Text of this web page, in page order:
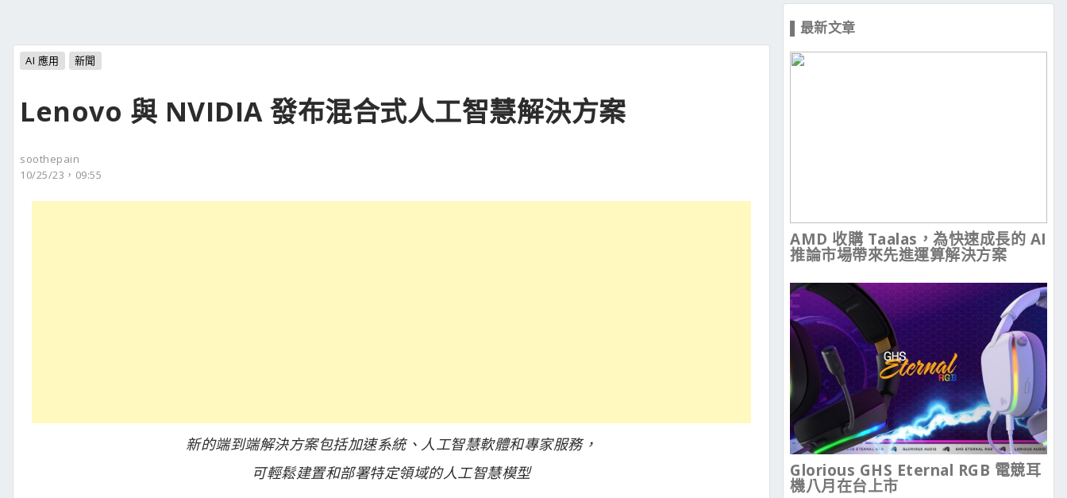
AI 應用 新聞
Lenovo 與 NVIDIA 發布混合式人工智慧解決方案
soothepain
10/25/23，09:55
新的端到端解決方案包括加速系統、人工智慧軟體和專家服務，
可輕鬆建置和部署特定領域的人工智慧模型
▌最新文章
AMD 收購 Taalas，為快速成長的 AI
推論市場帶來先進運算解決方案
Glorious GHS Eternal RGB 電競耳
機八月在台上市